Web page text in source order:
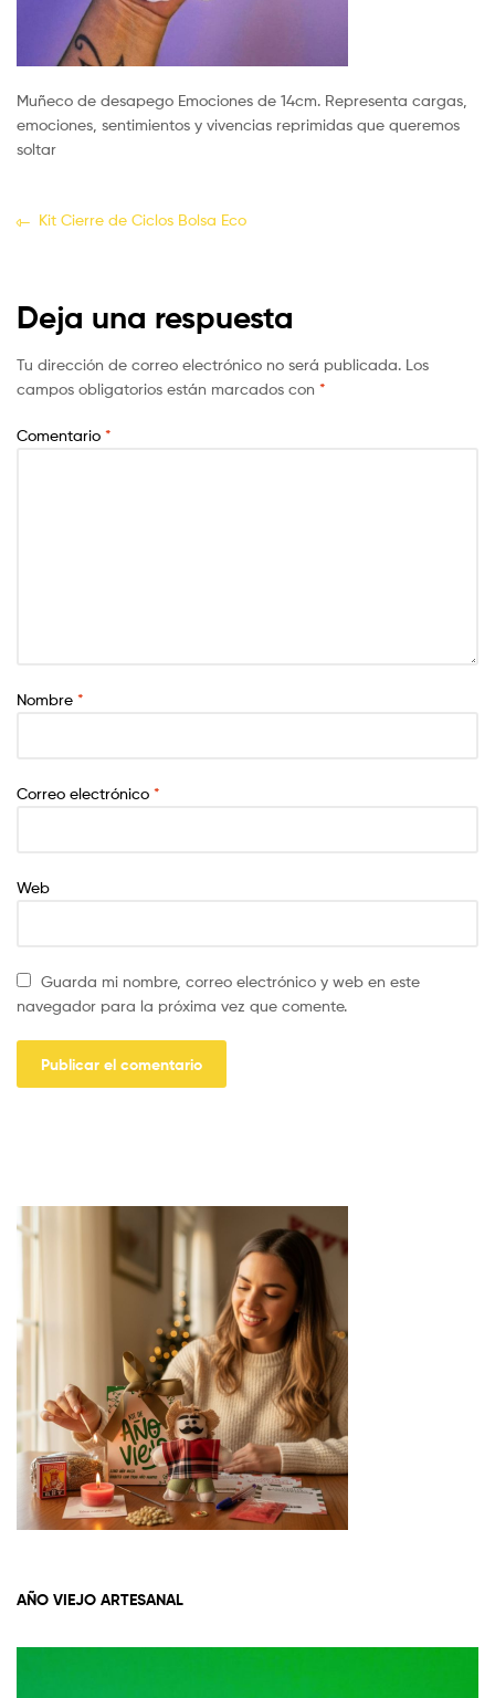
Muñeco de desapego Emociones de 14cm. Representa cargas,
emociones, sentimientos y vivencias reprimidas que queremos
soltar
Kit Cierre de Ciclos Bolsa Eco
Deja una respuesta
Tu dirección de correo electrónico no será publicada. Los
campos obligatorios están marcados con *
Comentario *
Nombre *
Correo electrónico *
Web
Guarda mi nombre, correo electrónico y web en este
navegador para la próxima vez que comente.
AÑO VIEJO ARTESANAL